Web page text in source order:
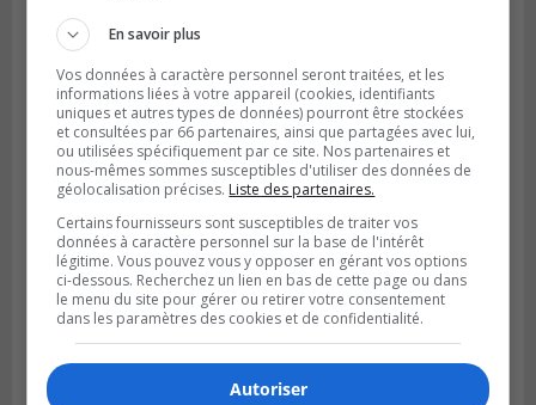
BOUCHERVILLE
Publié le 13 juillet 2026 à 10h43
Boucherville et le CSSP discutent d’une
Planification scolaire
En savoir plus
Vos données à caractère personnel seront traitées, et les
informations liées à votre appareil (cookies, identifiants
uniques et autres types de données) pourront être stockées
et consultées par 66 partenaires, ainsi que partagées avec lui,
ou utilisées spécifiquement par ce site. Nos partenaires et
nous-mêmes sommes susceptibles d'utiliser des données de
géolocalisation précises. Liste des partenaires.
Certains fournisseurs sont susceptibles de traiter vos
données à caractère personnel sur la base de l'intérêt
légitime. Vous pouvez vous y opposer en gérant vos options
ci-dessous. Recherchez un lien en bas de cette page ou dans
le menu du site pour gérer ou retirer votre consentement
dans les paramètres des cookies et de confidentialité.
Autoriser